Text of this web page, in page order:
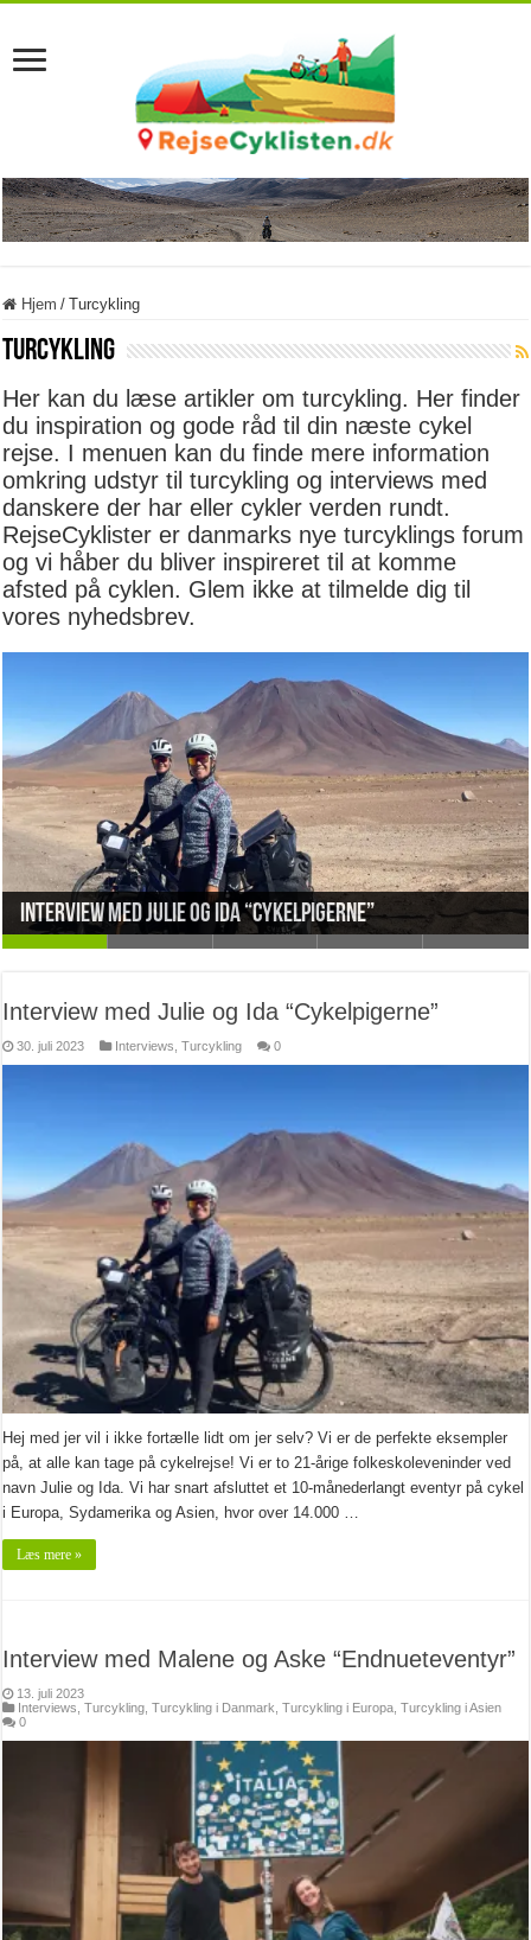
Hjem / Turcykling
Turcykling
Her kan du læse artikler om turcykling. Her finder
du inspiration og gode råd til din næste cykel
rejse. I menuen kan du finde mere information
omkring udstyr til turcykling og interviews med
danskere der har eller cykler verden rundt.
RejseCyklister er danmarks nye turcyklings forum
og vi håber du bliver inspireret til at komme
afsted på cyklen. Glem ikke at tilmelde dig til
vores nyhedsbrev.
Interview med Julie og Ida “Cykelpigerne”
Interview med Malene og Aske “Endnueteventyr”
Interview med Michael Berg
Interview med Peter Alsted
Den vilde elefant, vejen gennem Queen Elizabeth
national parken
Interview med Julie og Ida “Cykelpigerne”
30. juli 2023 Interviews ,Turcykling 0
Hej med jer vil i ikke fortælle lidt om jer selv? Vi er de perfekte eksempler
på, at alle kan tage på cykelrejse! Vi er to 21-årige folkeskoleveninder ved
navn Julie og Ida. Vi har snart afsluttet et 10-månederlangt eventyr på cykel
i Europa, Sydamerika og Asien, hvor over 14.000 …
Læs mere »
Interview med Malene og Aske “Endnueteventyr”
13. juli 2023
Interviews ,Turcykling ,Turcykling i Danmark ,Turcykling i Europa ,Turcykling i Asien
0